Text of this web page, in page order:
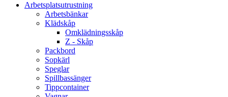
Arbetsplatsutrustning
Arbetsbänkar
Klädskåp
Omklädningsskåp
Z - Skåp
Packbord
Sopkärl
Speglar
Spillbassänger
Tippcontainer